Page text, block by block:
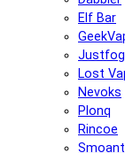
Elf Bar
Justfog
Lost
Nevoks
Plonq
Rincoe
Smoant